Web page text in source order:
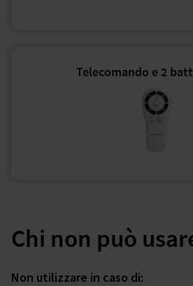
Telecomando e 2
Chi non può
Non utilizzare in caso di: